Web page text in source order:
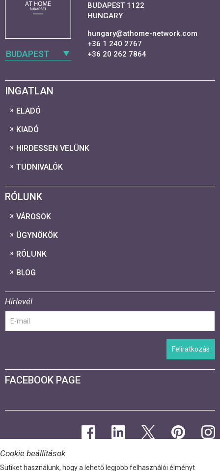
BUDAPEST
BUDAPEST 1122
HUNGARY
hungary@athome-network.com
+36 1 240 2767
+36 20 262 7864
INGATLAN
ELADÓ
KIADÓ
HIRDESSEN VELÜNK
TUDNIVALÓK
RÓLUNK
VÁROSOK
ÜGYNÖKÖK
RÓLUNK
BLOG
Hírlevél
Feliratkozás
FACEBOOK PAGE
Cookie beállítások
Sütiket használunk, hogy a lehető legjobb felhasználói élményt